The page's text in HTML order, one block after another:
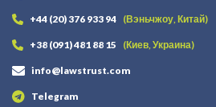
+44 (20) 376 933 94 (Вэньчжоу, Китай)
+38 (091) 481 88 15 (Киев, Украина)
info@lawstrust.com
Telegram